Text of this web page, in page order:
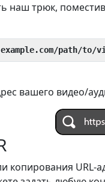
наш трюк,
path/to/
вашего видео/
копирования URL-